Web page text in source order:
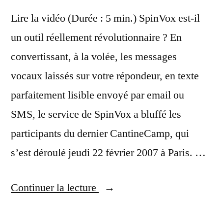
Lire la vidéo (Durée : 5 min.) SpinVox est-il
un outil réellement révolutionnaire ? En
convertissant, à la volée, les messages
vocaux laissés sur votre répondeur, en texte
parfaitement lisible envoyé par email ou
SMS, le service de SpinVox a bluffé les
participants du dernier CantineCamp, qui
s’est déroulé jeudi 22 février 2007 à Paris. …
Continuer la lecture
« Y-